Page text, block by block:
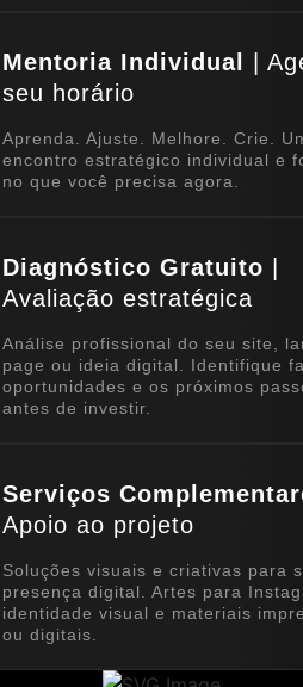
Mentoria Individual |
seu horário
Aprenda. Ajuste. Melhore. Crie.
encontro estratégico individual e
no que você precisa agora.
Diagnóstico Gratuito |
Avaliação estratégica
Análise profissional do seu site,
page ou ideia digital. Identifique
oportunidades e os próximos
antes de investir.
Serviços
Apoio ao projeto
Soluções visuais e criativas para
presença digital. Artes para
identidade visual e materiais
ou digitais.